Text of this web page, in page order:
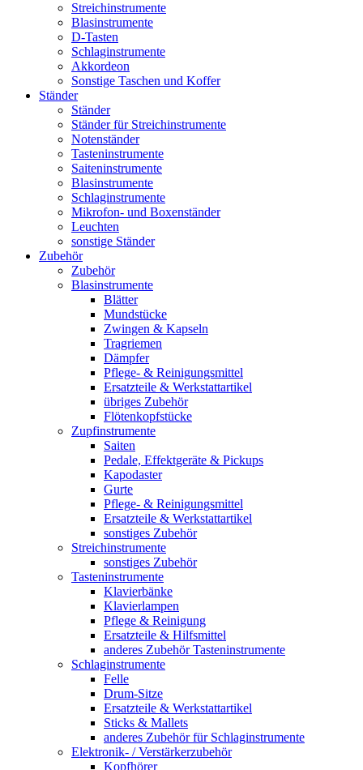
Streichinstrumente
Blasinstrumente
D-Tasten
Schlaginstrumente
Akkordeon
Sonstige Taschen und Koffer
Ständer
Ständer
Ständer für Streichinstrumente
Notenständer
Tasteninstrumente
Saiteninstrumente
Blasinstrumente
Schlaginstrumente
Mikrofon- und Boxenständer
Leuchten
sonstige Ständer
Zubehör
Zubehör
Blasinstrumente
Blätter
Mundstücke
Zwingen & Kapseln
Tragriemen
Dämpfer
Pflege- & Reinigungsmittel
Ersatzteile & Werkstattartikel
übriges Zubehör
Flötenkopfstücke
Zupfinstrumente
Saiten
Pedale, Effektgeräte & Pickups
Kapodaster
Gurte
Pflege- & Reinigungsmittel
Ersatzteile & Werkstattartikel
sonstiges Zubehör
Streichinstrumente
sonstiges Zubehör
Tasteninstrumente
Klavierbänke
Klavierlampen
Pflege & Reinigung
Ersatzteile & Hilfsmittel
anderes Zubehör Tasteninstrumente
Schlaginstrumente
Felle
Drum-Sitze
Ersatzteile & Werkstattartikel
Sticks & Mallets
anderes Zubehör für Schlaginstrumente
Elektronik- / Verstärkerzubehör
Kopfhörer